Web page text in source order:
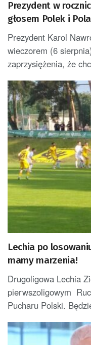
Prezydent w
głosem Polek i
Prezydent Karol
wieczorem (6
zaprzysiężenia, że
Lechia po
mamy marzenia!
Drugoligowa Lechia
pierwszoligowym
Pucharu Polski.